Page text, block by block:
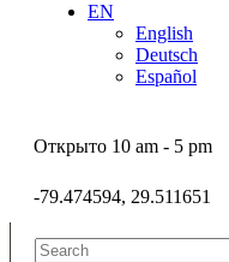
EN
English
Deutsch
Español
Открыто 10 am - 5 pm
-79.474594, 29.511651